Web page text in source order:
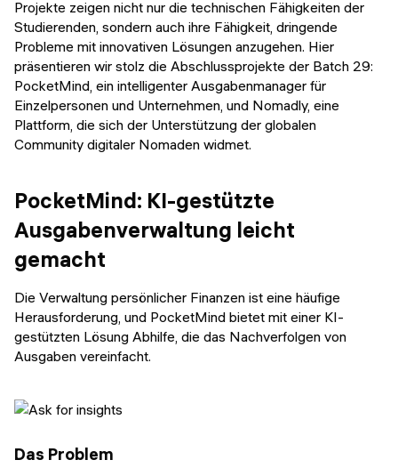
Web-Entwicklung Einführungskurs
Python Einführungskurs
Python & Ops Einführungskurs
Projekte zeigen nicht nur die technischen Fähigkeiten der
Studierenden, sondern auch ihre Fähigkeit, dringende
Probleme mit innovativen Lösungen anzugehen. Hier
präsentieren wir stolz die Abschlussprojekte der Batch 29:
PocketMind, ein intelligenter Ausgabenmanager für
Einzelpersonen und Unternehmen, und Nomadly, eine
Plattform, die sich der Unterstützung der globalen
Community digitaler Nomaden widmet.
PocketMind: KI-gestützte
Ausgabenverwaltung leicht
gemacht
Die Verwaltung persönlicher Finanzen ist eine häufige
Herausforderung, und PocketMind bietet mit einer KI-
gestützten Lösung Abhilfe, die das Nachverfolgen von
Ausgaben vereinfacht.
Das Problem